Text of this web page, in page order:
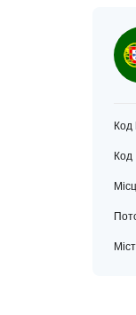
Код
Код